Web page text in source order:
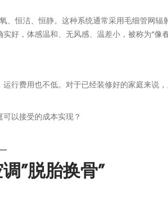
恒洁、恒静。这种系统通常采用毛细管网辐
好，体感温和、无风感、温差小，被称为”像
行费用也不低。对于已经装修好的家庭来说
以接受的成本实现？
”脱胎换骨”